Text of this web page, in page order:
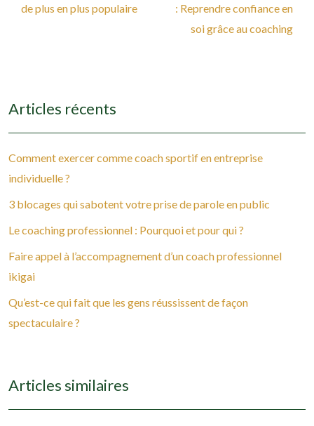
de plus en plus populaire
: Reprendre confiance en
soi grâce au coaching
Articles récents
Comment exercer comme coach sportif en entreprise
individuelle ?
3 blocages qui sabotent votre prise de parole en public
Le coaching professionnel : Pourquoi et pour qui ?
Faire appel à l’accompagnement d’un coach professionnel
ikigai
Qu’est-ce qui fait que les gens réussissent de façon
spectaculaire ?
Articles similaires